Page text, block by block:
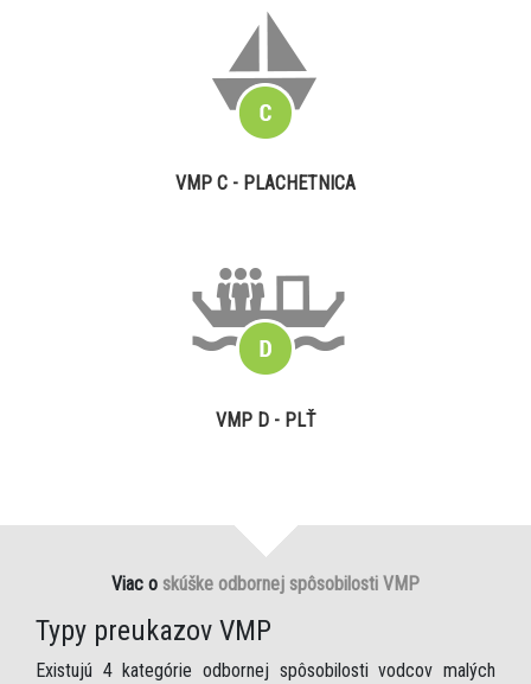
VMP C - PLACHETNICA
VMP D - PLŤ
Viac o skúške odbornej spôsobilosti VMP
Typy preukazov VMP
Existujú 4 kategórie odbornej spôsobilosti vodcov malých